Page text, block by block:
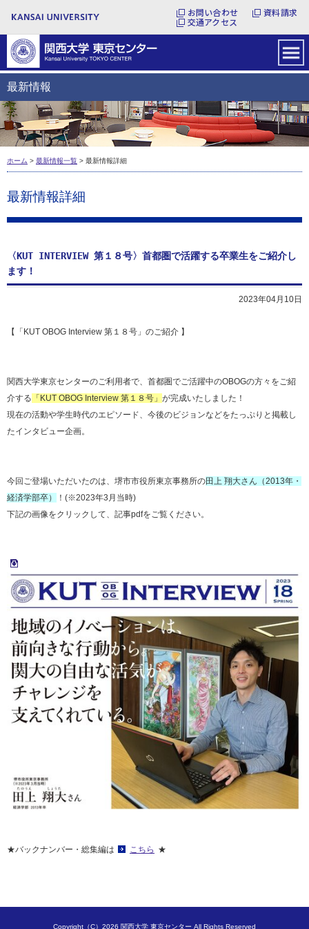
お問い合わせ
資料請求
交通アクセス
最新情報
ホーム > 最新情報一覧 > 最新情報詳細
最新情報詳細
〈KUT INTERVIEW 第１８号〉首都圏で活躍する卒業生をご紹介し
ます！
2023年04月10日
【「KUT OBOG Interview 第１８号」のご紹介 】
関西大学東京センターのご利用者で、首都圏でご活躍中のOBOGの方々をご紹
介する 「KUT OBOG Interview 第１８号」 が完成いたしました！
現在の活動や学生時代のエピソード、今後のビジョンなどをたっぷりと掲載し
たインタビュー企画。
今回ご登場いただいたのは、堺市市役所東京事務所の田上 翔大さん（2013年・
経済学部卒）
！(※2023年3月当時)
下記の画像をクリックして、記事pdfをご覧ください。
★バックナンバー・総集編は こちら ★
Copyright（C）2026 関西大学 東京センター All Rights Reserved